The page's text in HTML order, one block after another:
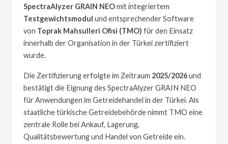
SpectraAlyzer GRAIN NEOmit integriertem
Testgewichtsmodul und entsprechender Software
von Toprak Mahsulleri Ofisi (TMO) für den Einsatz
innerhalb der Organisation in der Türkei zertifiziert
wurde.
Die Zertifizierung erfolgte im Zeitraum 2025/2026und
bestätigt die Eignung des SpectraAlyzer GRAIN NEO
für Anwendungen im Getreidehandel in der Türkei. Als
staatliche türkische Getreidebehörde nimmt TMO eine
zentrale Rolle bei Ankauf, Lagerung,
Qualitätsbewertung und Handel von Getreide ein.